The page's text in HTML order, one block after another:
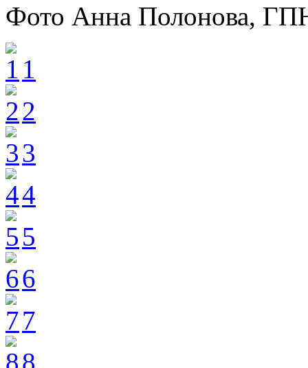
Фото Анна Полонова,
1
2
3
4
5
6
7
8